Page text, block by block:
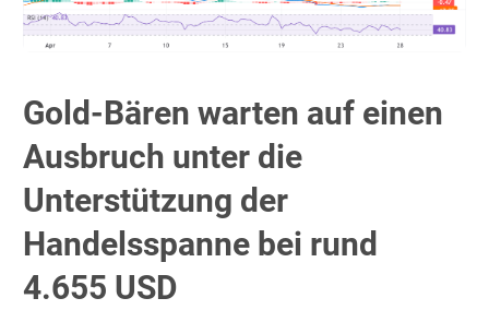
Gold-Bären warten auf einen
Ausbruch unter die
Unterstützung der
Handelsspanne bei rund
4.655 USD